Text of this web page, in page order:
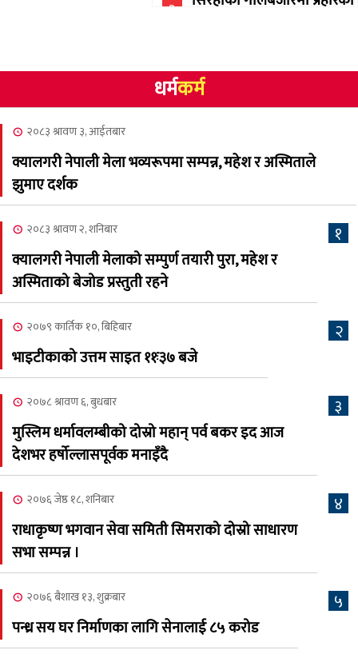
३
४
NCSC को अध्यक्षमा घनेन्द्र
न्यौपाने बिजयी
नेप्लिज सोसाइटि अफ
२०८३ श्रावण ६, बुधबार
कामना खबर पत्रिका
७ क्यालगरी नेपाली मेला
२०८३ श्रावण २, शनिबार
८
क्यालगरी नेपाली मेलाको
अस्मिताको बेजोड प्रस्तुती रहने
धर्मकर्म
२०८३ श्रावण ३, आईतबार
क्यालगरी नेपाली मेला भव्यरूपमा सम्पन्न, महेश र अस्मिताले
झुमाए दर्शक
१
२०८३ श्रावण २, शनिबार
क्यालगरी नेपाली मेलाको सम्पुर्ण तयारी पुरा, महेश र
अस्मिताको बेजोड प्रस्तुती रहने
२
२०७९ कार्तिक १०, बिहिबार
भाइटीकाको उत्तम साइत ११ः३७ बजे
३
२०७८ श्रावण ६, बुधबार
मुस्लिम धर्मावलम्बीको दोस्रो महान् पर्व बकर इद आज
देशभर हर्षोल्लासपूर्वक मनाइँदै
४
२०७६ जेष्ठ १८, शनिबार
राधाकृष्ण भगवान सेवा समिती सिमराको दोस्रो साधारण
सभा सम्पन्न ।
५
२०७६ बैशाख १३, शुक्रबार
पन्ध्र सय घर निर्माणका लागि सेनालाई ८५ करोड